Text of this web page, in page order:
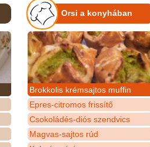
Orsi a konyhában
Brokkolis krémsajtos muffin
Epres-citromos frissítő
Csokoládés-diós szendvics
Magvas-sajtos rúd